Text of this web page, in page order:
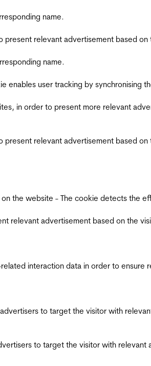
name.
relevant advertisement based
name.
enables user tracking by synchronising
in order to present more relevant
relevant advertisement based
the website - The cookie detects the
relevant advertisement based on the
interaction data in order to ensure
to target the visitor with
to target the visitor with